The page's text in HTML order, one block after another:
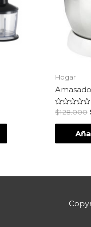
Hogar
Valorado
en
0
$128.000